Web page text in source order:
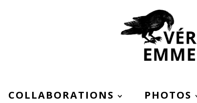
COLLABORATIONS PHOTOS